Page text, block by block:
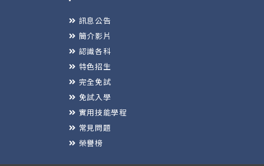
訊息公告
簡介影片
認識各科
特色招生
完全免試
免試入學
實用技能學程
常見問題
榮譽榜